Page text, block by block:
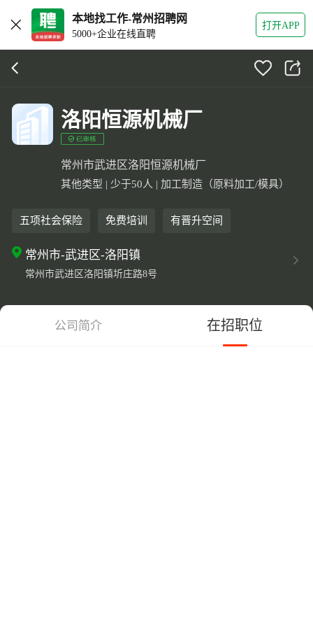
本地找工作-常州招聘网
5000+企业在线直聘
打开APP
洛阳恒源机械厂
常州市武进区洛阳恒源机械厂
其他类型 | 少于50人 | 加工制造（原料加工/模具）
五项社会保险 免费培训 有晋升空间
常州市-武进区-洛阳镇
常州市武进区洛阳镇圻庄路8号
公司简介 在招职位